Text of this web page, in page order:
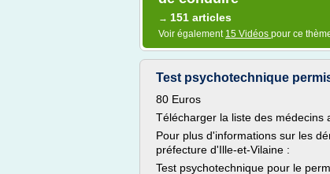
→ 151 articles
Voir également 15 Vidéos pour ce
Test psychotechnique
80 Euros
Télécharger la liste des médecins
Pour plus d'informations sur les
préfecture d'Ille-et-Vilaine :
Test psychotechnique pour le